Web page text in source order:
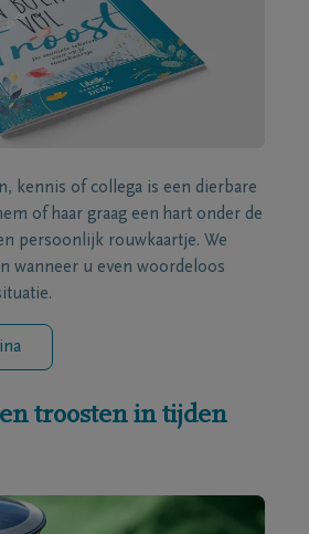
kennis of collega is een dierbare
of haar graag een hart onder de
persoonlijk rouwkaartje. We
wanneer u even woordeloos
troosten in tijden